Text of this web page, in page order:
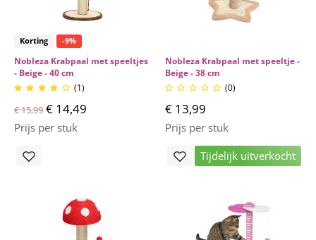
Korting -9%
Nobleza Krabpaal met speeltjes
- Beige - 40 cm
     (1)
€ 15,99 € 14,49
Prijs per stuk
Nobleza Krabpaal met speeltje -
Beige - 38 cm
     (0)
€ 13,99
Prijs per stuk
Tijdelijk uitverkocht